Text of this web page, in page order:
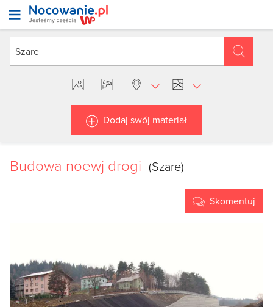
Dodaj swój materiał
Budowa noewj drogi (Szare)
Skomentuj